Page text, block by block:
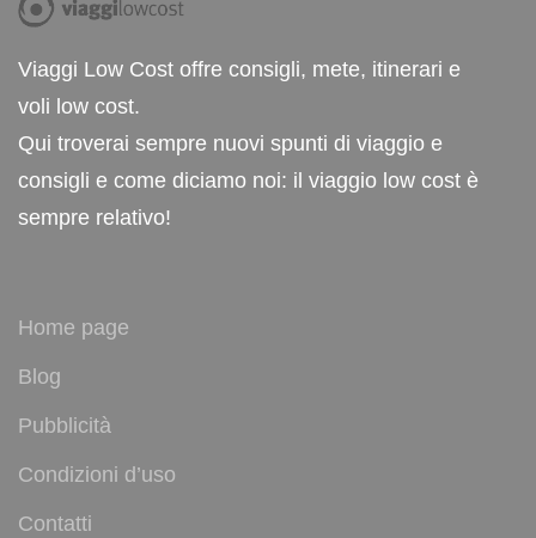
Viaggi Low Cost offre consigli, mete, itinerari e
voli low cost.
Qui troverai sempre nuovi spunti di viaggio e
consigli e come diciamo noi: il viaggio low cost è
sempre relativo!
Home page
Blog
Pubblicità
Condizioni d’uso
Contatti